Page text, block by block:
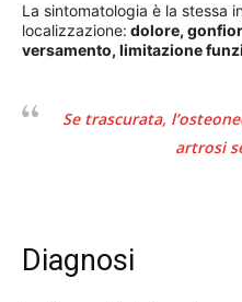
La sintomatologia è la stessa
localizzazione: dolore,
versamento, limitazione
Se trascurata,
artrosi
Diagnosi